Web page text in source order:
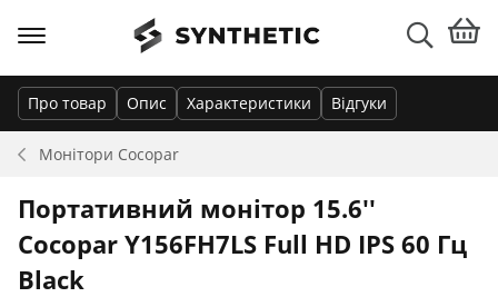
Монітори Cocopar
Про товар Опис Характеристики Відгуки
Портативний монітор 15.6''
Cocopar Y156FH7LS Full HD IPS 60 Гц
Black